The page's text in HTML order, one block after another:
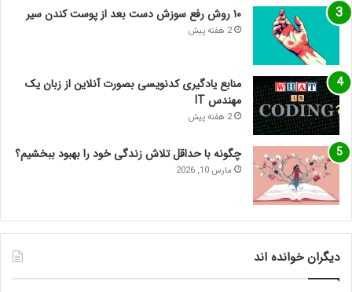
۱۰ روش رفع سوزش دست بعد از پوست کندن سیر
2 هفته پیش
منابع یادگیری کدنویسی بصورت آنلاین از زبان یک
مهندس IT
2 هفته پیش
چگونه با حداقل تلاش زندگی خود را بهبود ببخشیم؟
مارس 10, 2026
دیگران خوانده اند